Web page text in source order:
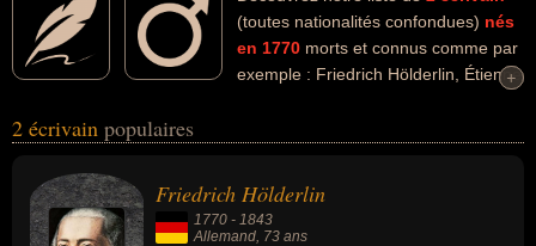
(toutes nationalités confondues) nés
en 1770 morts et connus comme par
exemple : Friedrich Hölderlin, Étienne
peuvent avoir des liens variés dans les domaines de l'art, de la
avoir été artiste, philosophe ou poète. En ce qui concerne leurs
nationalités au moment de leurs morts, ils peuvent avoir été
allemand ou francais par exemple.
+
+
2 écrivain populaires
Friedrich Hölderlin
1770 - 1843
Allemand, 73 ans